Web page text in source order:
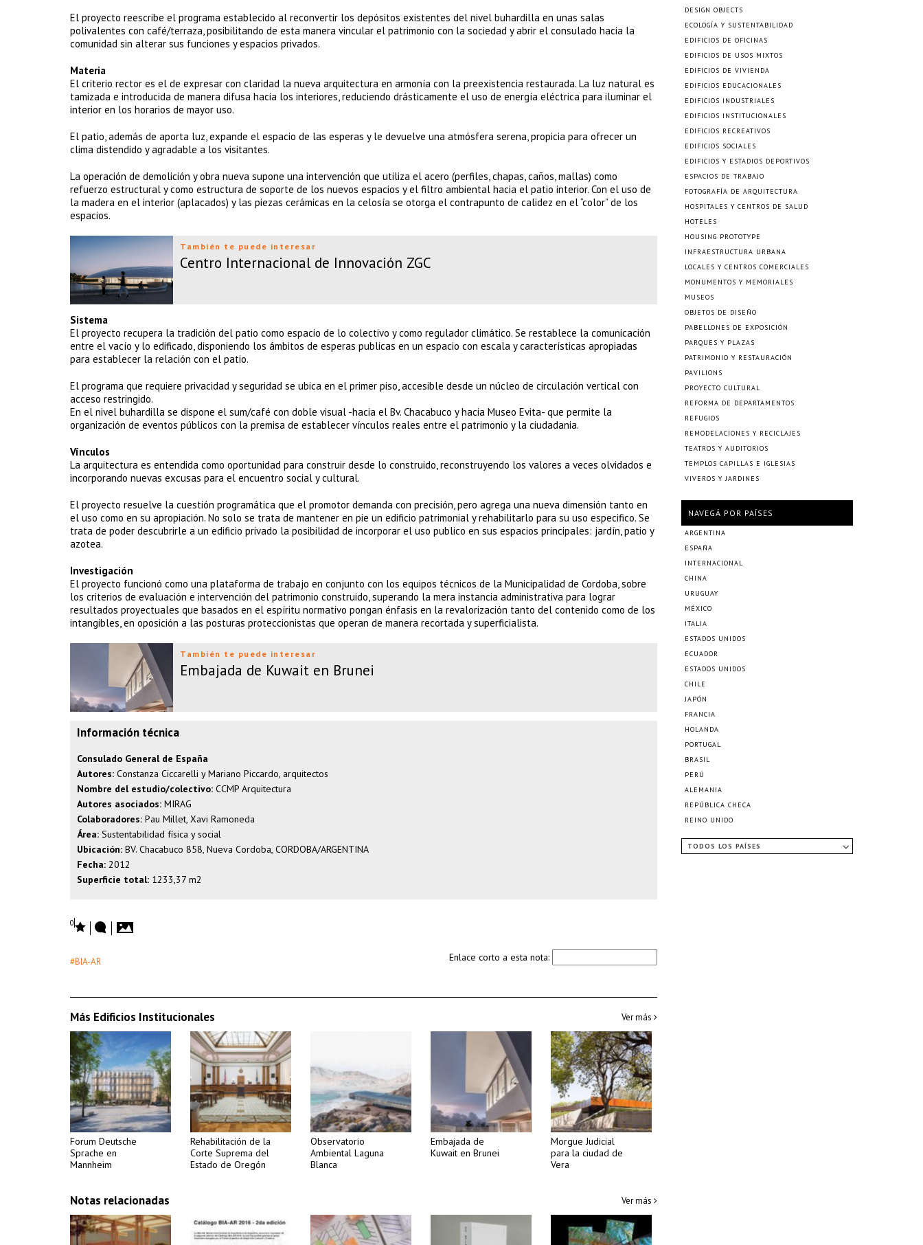
El proyecto reescribe el programa establecido al reconvertir los depósitos existentes del nivel buhardilla en unas salas
polivalentes con café/terraza, posibilitando de esta manera vincular el patrimonio con la sociedad y abrir el consulado hacia la
comunidad sin alterar sus funciones y espacios privados.
Materia
El criterio rector es el de expresar con claridad la nueva arquitectura en armonía con la preexistencia restaurada. La luz natural es
tamizada e introducida de manera difusa hacia los interiores, reduciendo drásticamente el uso de energía eléctrica para iluminar el
interior en los horarios de mayor uso.
El patio, además de aporta luz, expande el espacio de las esperas y le devuelve una atmósfera serena, propicia para ofrecer un
clima distendido y agradable a los visitantes.
La operación de demolición y obra nueva supone una intervención que utiliza el acero (perfiles, chapas, caños, mallas) como
refuerzo estructural y como estructura de soporte de los nuevos espacios y el filtro ambiental hacia el patio interior. Con el uso de
la madera en el interior (aplacados) y las piezas cerámicas en la celosía se otorga el contrapunto de calidez en el “color” de los
espacios.
También te puede interesar
Centro Internacional de Innovación ZGC
Sistema
El proyecto recupera la tradición del patio como espacio de lo colectivo y como regulador climático. Se restablece la comunicación
entre el vacío y lo edificado, disponiendo los ámbitos de esperas publicas en un espacio con escala y características apropiadas
para establecer la relación con el patio.
El programa que requiere privacidad y seguridad se ubica en el primer piso, accesible desde un núcleo de circulación vertical con
acceso restringido.
En el nivel buhardilla se dispone el sum/café con doble visual -hacia el Bv. Chacabuco y hacia Museo Evita- que permite la
organización de eventos públicos con la premisa de establecer vínculos reales entre el patrimonio y la ciudadania.
Vínculos
La arquitectura es entendida como oportunidad para construir desde lo construido, reconstruyendo los valores a veces olvidados e
incorporando nuevas excusas para el encuentro social y cultural.
El proyecto resuelve la cuestión programática que el promotor demanda con precisión, pero agrega una nueva dimensión tanto en
el uso como en su apropiación. No solo se trata de mantener en pie un edificio patrimonial y rehabilitarlo para su uso especifico. Se
trata de poder descubrirle a un edificio privado la posibilidad de incorporar el uso publico en sus espacios principales: jardín, patio y
azotea.
Investigación
El proyecto funcionó como una plataforma de trabajo en conjunto con los equipos técnicos de la Municipalidad de Cordoba, sobre
los criterios de evaluación e intervención del patrimonio construido, superando la mera instancia administrativa para lograr
resultados proyectuales que basados en el espíritu normativo pongan énfasis en la revalorización tanto del contenido como de los
intangibles, en oposición a las posturas proteccionistas que operan de manera recortada y superficialista.
También te puede interesar
Embajada de Kuwait en Brunei
Información técnica
Consulado General de España
Autores: Constanza Ciccarelli y Mariano Piccardo, arquitectos
Nombre del estudio/colectivo: CCMP Arquitectura
Autores asociados: MIRAG
Colaboradores: Pau Millet, Xavi Ramoneda
Área: Sustentabilidad física y social
Ubicación: BV. Chacabuco 858, Nueva Cordoba, CORDOBA/ARGENTINA
Fecha: 2012
Superficie total: 1233,37 m2
0
#BIA-AR Enlace corto a esta nota:
Más Edificios Institucionales Ver más
Forum Deutsche
Sprache en
Mannheim
Rehabilitación de la
Corte Suprema del
Estado de Oregón
Observatorio
Ambiental Laguna
Blanca
Embajada de
Kuwait en Brunei
Morgue Judicial
para la ciudad de
Vera
Notas relacionadas Ver más
DESIGN OBJECTS
ECOLOGÍA Y SUSTENTABILIDAD
EDIFICIOS DE OFICINAS
EDIFICIOS DE USOS MIXTOS
EDIFICIOS DE VIVIENDA
EDIFICIOS EDUCACIONALES
EDIFICIOS INDUSTRIALES
EDIFICIOS INSTITUCIONALES
EDIFICIOS RECREATIVOS
EDIFICIOS SOCIALES
EDIFICIOS Y ESTADIOS DEPORTIVOS
ESPACIOS DE TRABAJO
FOTOGRAFÍA DE ARQUITECTURA
HOSPITALES Y CENTROS DE SALUD
HOTELES
HOUSING PROTOTYPE
INFRAESTRUCTURA URBANA
LOCALES Y CENTROS COMERCIALES
MONUMENTOS Y MEMORIALES
MUSEOS
OBJETOS DE DISEÑO
PABELLONES DE EXPOSICIÓN
PARQUES Y PLAZAS
PATRIMONIO Y RESTAURACIÓN
PAVILIONS
PROYECTO CULTURAL
REFORMA DE DEPARTAMENTOS
REFUGIOS
REMODELACIONES Y RECICLAJES
TEATROS Y AUDITORIOS
TEMPLOS CAPILLAS E IGLESIAS
VIVEROS Y JARDINES
NAVEGÁ POR PAÍSES
ARGENTINA
ESPAÑA
INTERNACIONAL
CHINA
URUGUAY
MÉXICO
ITALIA
ESTADOS UNIDOS
ECUADOR
ESTADOS UNIDOS
CHILE
JAPÓN
FRANCIA
HOLANDA
PORTUGAL
BRASIL
PERÚ
ALEMANIA
REPÚBLICA CHECA
REINO UNIDO
TODOS LOS PAÍSES